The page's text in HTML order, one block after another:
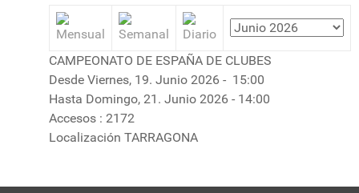
CAMPEONATO DE ESPAÑA DE CLUBES
Desde Viernes, 19. Junio 2026 - 15:00
Hasta Domingo, 21. Junio 2026 - 14:00
Accesos : 2172
Localización TARRAGONA